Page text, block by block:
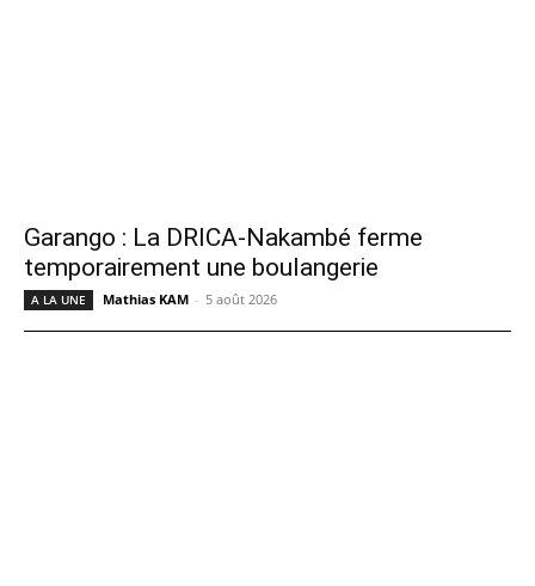
Garango : La DRICA-Nakambé ferme
temporairement une boulangerie
A LA UNE Mathias KAM - 5 août 2026